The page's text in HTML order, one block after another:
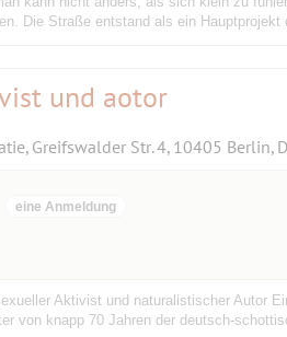
Die Straße entstand als ein Hauptprojekt
und aotor
eine Anmeldung
Aktivist und naturalistischer Autor
von knapp 70 Jahren der deutsch-